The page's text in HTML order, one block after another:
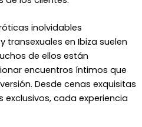
inolvidables
transexuales en Ibiza suelen
de ellos están
encuentros íntimos que
Desde cenas exquisitas
cada experiencia